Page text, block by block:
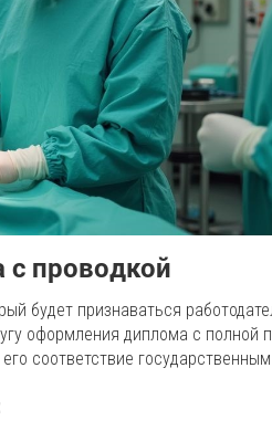
с проводкой
будет признаваться
оформления диплома с полной
соответствие